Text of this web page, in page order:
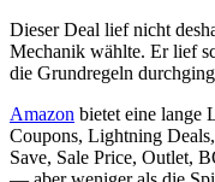
Dieser Deal lief nicht
Mechanik wählte. Er lief
die Grundregeln
Amazon bietet eine lange
Coupons, Lightning
Save, Sale Price, Outlet,